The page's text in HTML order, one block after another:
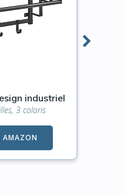
industriel
3 coloris
AMAZON